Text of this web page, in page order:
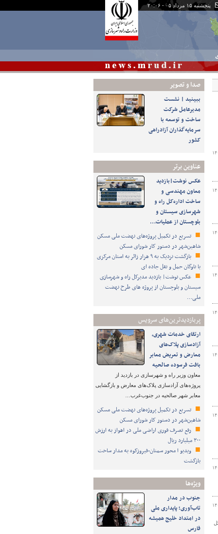
پنجشنبه ۱۵ مرداد ۰۵ - ۲۰:۰۶
صدا و تصوير
ببینید | نشست
مدیرعامل شرکت
ساخت و توسعه با
سرمایه‌گذاران آزادراهی
کشور
عناوین برتر
عکس نوشت|بازدید
معاون مهندسی و
ساخت اداره‌کل راه و
شهرسازی سیستان و
بلوچستان از عملیات…
تسریع در تکمیل پروژه‌های نهضت ملی مسکن
شاهین‌شهر در دستور کار شورای مسکن
بازگشت نزدیک به ۹ هزار زائر به استان مرکزی
با ناوگان حمل و نقل جاده ای
عکس نوشت| بازدید مدیرکل راه و شهرسازی
سیستان و بلوچستان از پروژه های طرح نهضت
ملی…
پربازدیدترین‌های سرویس
ارتقای خدمات شهری،
آزادسازی پلاک‌های
معارض و تعریض معابر
بافت فرسوده صالحیه
معاون وزیر راه و شهرسازی در بازدید از
پروژه‌های آزادسازی پلاک‌های معارض و بازگشایی
معابر شهر صالحیه در جنوب‌غرب…
تسریع در تکمیل پروژه‌های نهضت ملی مسکن
شاهین‌شهر در دستور کار شورای مسکن
رفع تصرف فوری اراضی ملی در اهواز به ارزش
۳۰۰ میلیارد ریال
ویدیو ا محور سمنان-فیروزکوه به مدار ساخت
بازگشت
ویژه‌ها
جنوب در مدار
تاب‌آوری؛ پایداری ملی
در امتداد خلیج همیشه
فارس